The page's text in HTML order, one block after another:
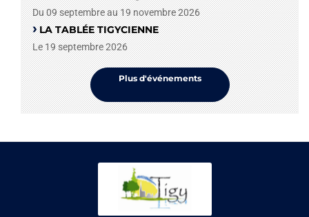
Du 09 septembre au 19 novembre 2026
LA TABLÉE TIGYCIENNE
Le 19 septembre 2026
Plus d'événements